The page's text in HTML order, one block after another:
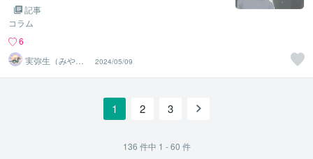
記事
コラム
6
実弥生（みや
の）
2024/05/09
1 2 3
136 件中 1 - 60 件